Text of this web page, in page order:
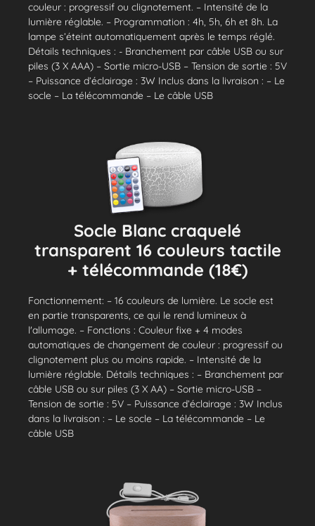
couleur : progressif ou clignotement. – Intensité de la
lumière réglable. – Programmation : 4h, 5h, 6h et 8h. La
lampe s’éteint automatiquement après le temps réglé.
Détails techniques : - Branchement par câble USB ou sur
piles (3 X AAA) – Sortie micro-USB – Tension de sortie : 5V
– Puissance d’éclairage : 3W Inclus dans la livraison : – Le
socle – La télécommande – Le câble USB
Socle Blanc craquelé
transparent 16 couleurs tactile
+ télécommande (18€)
Fonctionnement: – 16 couleurs de lumière. Le socle est
en partie transparents, ce qui le rend lumineux à
l'allumage. – Fonctions : Couleur fixe + 4 modes
automatiques de changement de couleur : progressif ou
clignotement plus ou moins rapide. – Intensité de la
lumière réglable. Détails techniques : – Branchement par
câble USB ou sur piles (3 X AA) – Sortie micro-USB –
Tension de sortie : 5V – Puissance d’éclairage : 3W Inclus
dans la livraison : – Le socle – La télécommande – Le
câble USB